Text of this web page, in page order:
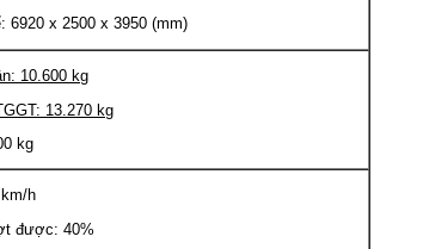
x 2500 x 3950 (mm)
10.600 kg
13.270 kg
kg
h
40%